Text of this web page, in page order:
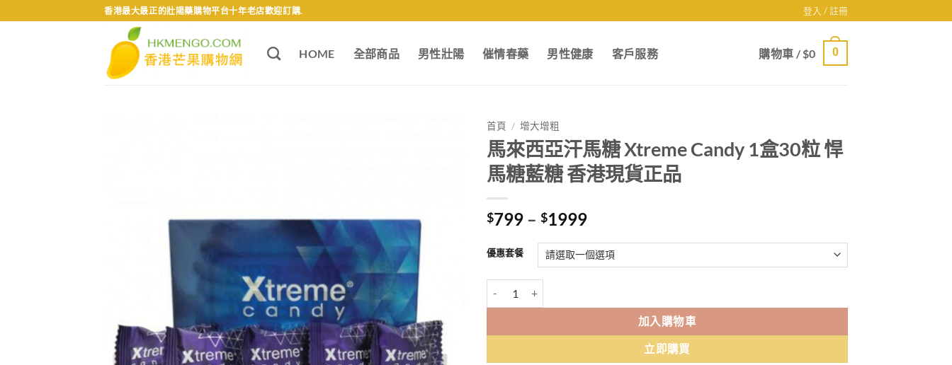
to
香港最大最正的壯陽藥購物平台十年老店歡迎訂購. 登入 / 註冊
HOME 全部商品 男性壯陽 催情春藥 男性健康 客戶服務 購物車 /$0 0
首頁 / 增大增粗
馬來西亞汗馬糖 Xtreme Candy 1盒30粒 悍
馬糖藍糖 香港現貨正品
$799 – $1999Price
$799
through
優惠套餐
加入購物車
立即購買